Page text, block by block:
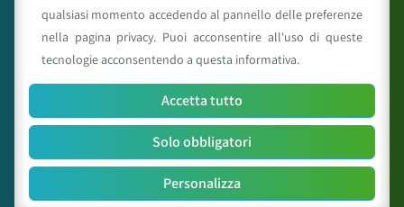
Mappa del sito
Il Centro
News
qualsiasi momento accedendo al pannello delle preferenze
nella pagina privacy. Puoi acconsentire all'uso di queste
tecnologie acconsentendo a questa informativa.
Accetta tutto
Solo obbligatori
Personalizza